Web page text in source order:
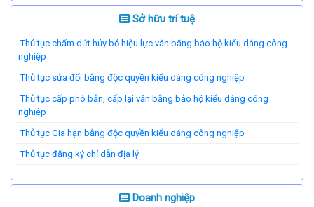
Sở hữu trí tuệ
Thủ tục chấm dứt hủy bỏ hiệu lực văn bằng bảo hộ kiểu dáng công
nghiệp
Thủ tục sửa đổi bằng độc quyền kiểu dáng công nghiệp
Thủ tục cấp phó bản, cấp lại văn bằng bảo hộ kiểu dáng công
nghiệp
Thủ tục Gia hạn bằng độc quyền kiểu dáng công nghiệp
Thủ tục đăng ký chỉ dẫn địa lý
Doanh nghiệp